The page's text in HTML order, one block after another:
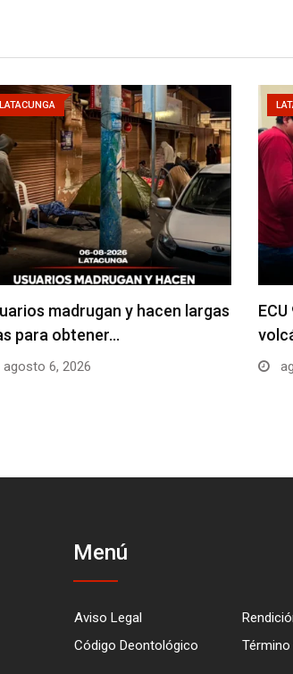
LATACUNGA
madrugan y hacen largas
para obtener…
agosto 6, 2026
Menú
Aviso Legal
Código Deontológico